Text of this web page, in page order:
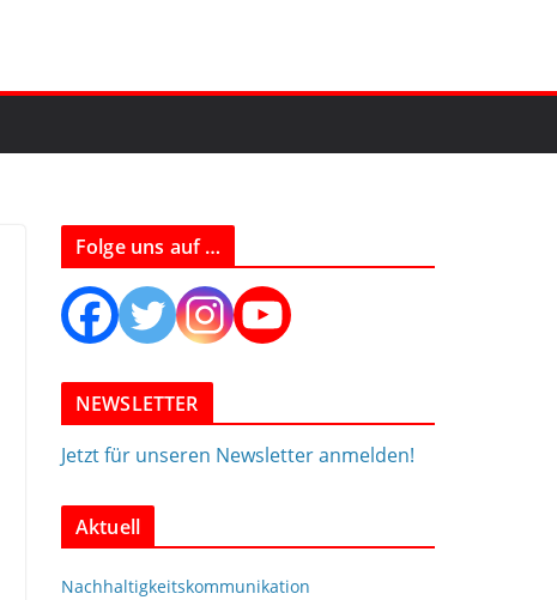
Folge uns auf …
NEWSLETTER
Jetzt für unseren Newsletter anmelden!
Aktuell
Nachhaltigkeitskommunikation